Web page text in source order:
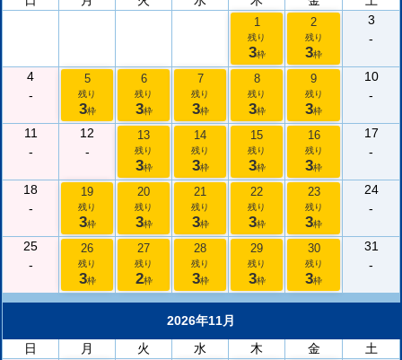
1
残り
3枠
2
残り
3枠
3
-
4
-
5
残り
3枠
6
残り
3枠
7
残り
3枠
8
残り
3枠
9
残り
3枠
10
-
11
-
12
-
13
残り
3枠
14
残り
3枠
15
残り
3枠
16
残り
3枠
17
-
18
-
19
残り
3枠
20
残り
3枠
21
残り
3枠
22
残り
3枠
23
残り
3枠
24
-
25
-
26
残り
3枠
27
残り
2枠
28
残り
3枠
29
残り
3枠
30
残り
3枠
31
-
2026年11月
日
月 火 水 木 金
土